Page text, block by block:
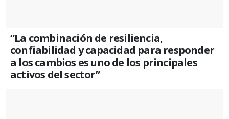
“La combinación de resiliencia,
confiabilidad y capacidad para responder
a los cambios es uno de los principales
activos del sector”